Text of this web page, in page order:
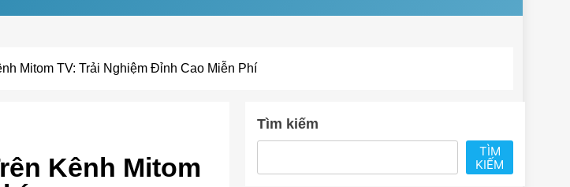
Mitom TV: Trải Nghiệm Đỉnh Cao Miễn Phí
Kênh Mitom
Tìm kiếm
TÌM
KIẾM